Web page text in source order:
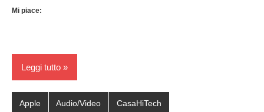
Mi piace:
Leggi tutto
Apple Audio/Video CasaHiTech